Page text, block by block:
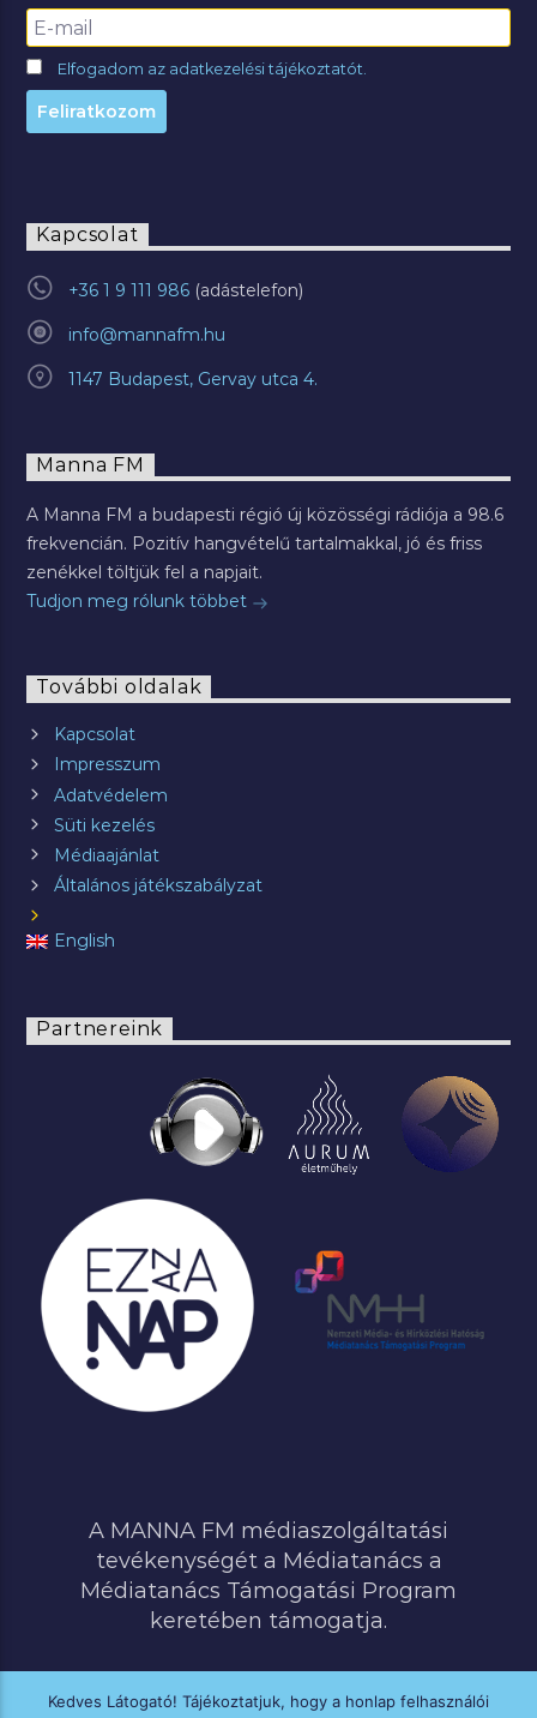
Elfogadom az adatkezelési tájékoztatót.
Kapcsolat
+36 1 9 111 986
info@mannafm.hu
1147 Budapest, Gervay utca 4.
Manna FM
A Manna FM a budapesti régió új közösségi rádiója a 98.6
frekvencián. Pozitív hangvételű tartalmakkal, jó és friss
zenékkel töltjük fel a napjait.
Tudjon meg rólunk többet
További oldalak
Kapcsolat
Impresszum
Adatvédelem
Süti kezelés
Médiaajánlat
Általános játékszabályzat
English
Partnereink
A MANNA FM médiaszolgáltatási
tevékenységét a Médiatanács a
Médiatanács Támogatási Program
keretében támogatja.
Kedves Látogató! Tájékoztatjuk, hogy a honlap felhasználói